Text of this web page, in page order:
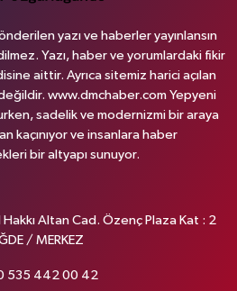
yazı ve haberler yayınlansın
Yazı, haber ve yorumlardaki fikir
aittir. Ayrıca sitemiz harici açılan
www.dmchaber.com Yepyeni
sadelik ve modernizmi bir araya
kaçınıyor ve insanlara haber
bir altyapı sunuyor.
Hakkı Altan Cad. Özenç Plaza Kat : 2
/ MERKEZ
535 442 00 42